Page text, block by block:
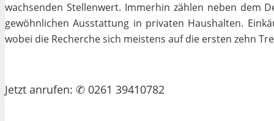
wachsenden Stellenwert. Immerhin zählen neben dem
gewöhnlichen Ausstattung in privaten Haushalten.
wobei die Recherche sich meistens auf die ersten zehn
Jetzt anrufen: ✆ 0261 39410782